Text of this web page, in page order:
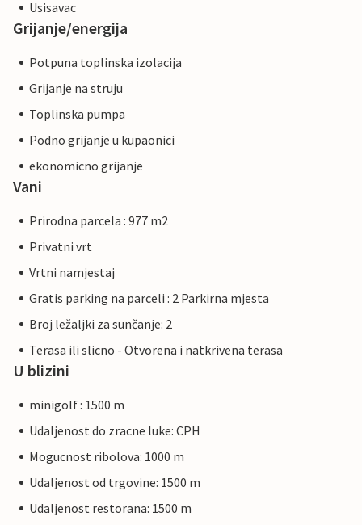
Usisavac
Grijanje/energija
Potpuna toplinska izolacija
Grijanje na struju
Toplinska pumpa
Podno grijanje u kupaonici
ekonomicno grijanje
Vani
Prirodna parcela : 977 m2
Privatni vrt
Vrtni namjestaj
Gratis parking na parceli : 2 Parkirna mjesta
Broj ležaljki za sunčanje: 2
Terasa ili slicno - Otvorena i natkrivena terasa
U blizini
minigolf : 1500 m
Udaljenost do zracne luke: CPH
Mogucnost ribolova: 1000 m
Udaljenost od trgovine: 1500 m
Udaljenost restorana: 1500 m